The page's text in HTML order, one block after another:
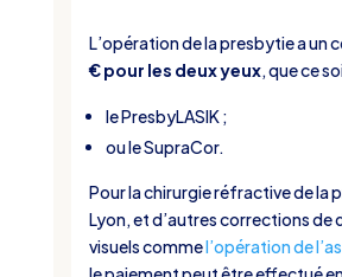
L’opération de la presbytie a un
€ pour les deux yeux, que ce
le PresbyLASIK ;
ou le SupraCor.
Pour la chirurgie réfractive de la
Lyon, et d’autres corrections de
visuels commel’opération de